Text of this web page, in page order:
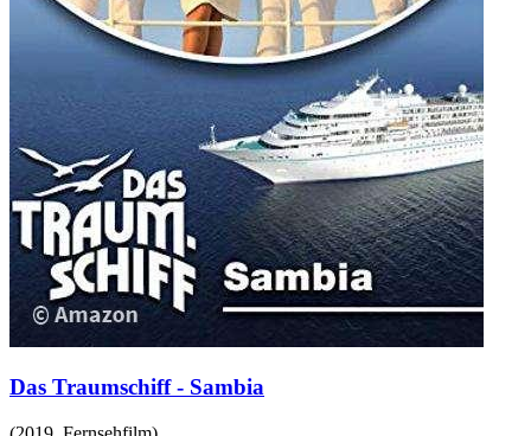
Das Traumschiff - Sambia